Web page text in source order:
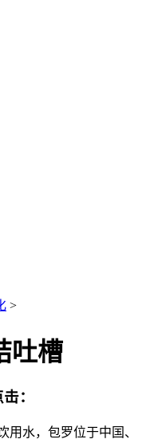
>
吐槽
：
水，包罗位于中国、